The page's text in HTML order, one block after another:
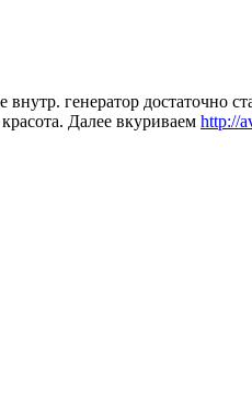
генератор достаточно
Далее вкуриваем http://